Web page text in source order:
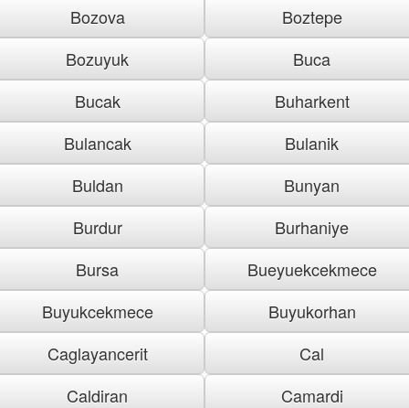
Bozova
Boztepe
Bozuyuk
Buca
Bucak
Buharkent
Bulancak
Bulanik
Buldan
Bunyan
Burdur
Burhaniye
Bursa
Bueyuekcekmece
Buyukcekmece
Buyukorhan
Caglayancerit
Cal
Caldiran
Camardi